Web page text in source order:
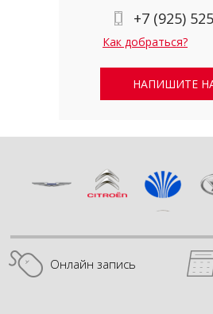
+7 (925)
Как добраться?
НАПИШИТЕ
Онлайн запись